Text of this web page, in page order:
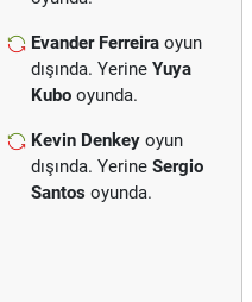
Evander Ferreira oyun
dışında. Yerine Yuya
Kubo oyunda.
Kevin Denkey oyun
dışında. Yerine Sergio
Santos oyunda.